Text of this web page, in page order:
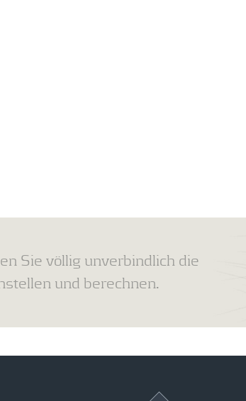
Sie völlig unverbindlich die
und berechnen.